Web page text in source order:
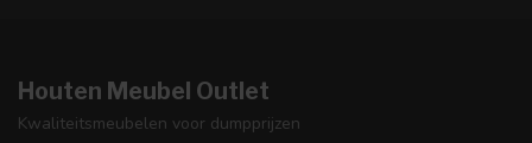
Houten Meubel Outlet
Kwaliteitsmeubelen voor dumpprijzen